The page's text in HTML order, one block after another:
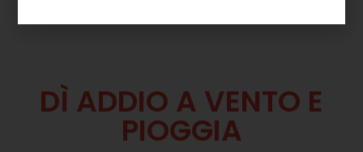
DÌ ADDIO A VENTO E
PIOGGIA